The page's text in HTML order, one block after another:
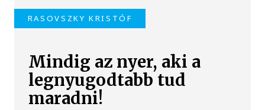
RASOVSZKY KRISTÓF
Mindig az nyer, aki a
legnyugodtabb tud
maradni!